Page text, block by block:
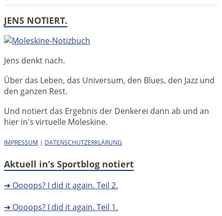
JENS NOTIERT.
Jens denkt nach.
Über das Leben, das Universum, den Blues, den Jazz und
den ganzen Rest.
Und notiert das Ergebnis der Denkerei dann ab und an
hier in's virtuelle Moleskine.
IMPRESSUM | DATENSCHUTZERKLÄRUNG
Aktuell in’s Sportblog notiert
➜ Oooops? I did it again. Teil 2.
➜ Oooops? I did it again. Teil 1.